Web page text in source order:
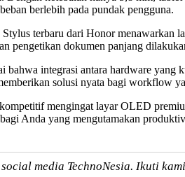
berlebih pada pundak pengguna.
terbaru dari Honor menawarkan
pengetikan dokumen panjang
integrasi antara hardware yang
solusi nyata bagi workflow
mengingat layar OLED
Anda yang mengutamakan
media TechnoNesia. Ikuti